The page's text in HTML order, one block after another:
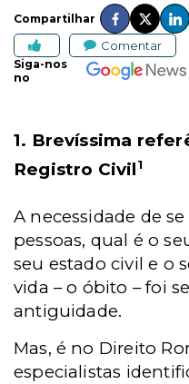
Compartilhar
Comentar
Siga-nos
no
1. Brevíssima
Registro Civil1
A necessidade de
pessoas, qual é o
seu estado civil e o
vida – o óbito – foi
antiguidade.
Mas, é no Direito
especialistas